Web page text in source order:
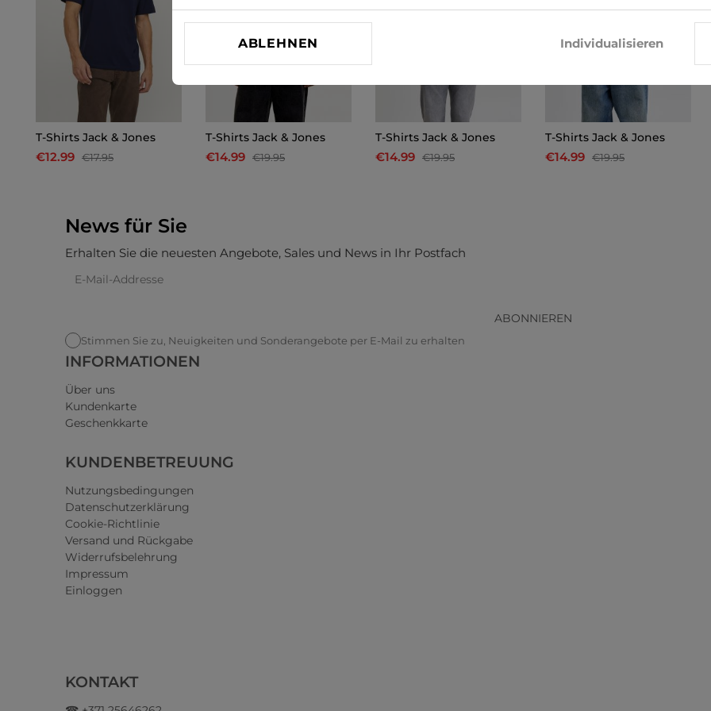
T-Shirts Jack & Jones
€12.99 €17.95
T-Shirts Jack & Jones
€14.99 €19.95
T-Shirts Jack & Jones
€14.99 €19.95
T-Shirts Jack & Jones
€14.99 €19.95
News für Sie
Erhalten Sie die neuesten Angebote, Sales und News in Ihr Postfach
ABONNIEREN
Stimmen Sie zu, Neuigkeiten und Sonderangebote per E-Mail zu erhalten
INFORMATIONEN
Über uns
Kundenkarte
Geschenkkarte
KUNDENBETREUUNG
Nutzungsbedingungen
Datenschutzerklärung
Cookie-Richtlinie
Versand und Rückgabe
Widerrufsbelehrung
Impressum
Einloggen
KONTAKT
ABLEHNEN Individualisieren